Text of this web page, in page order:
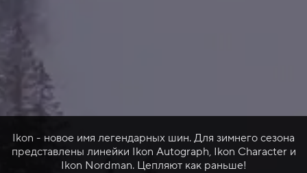
Ikon - новое имя легендарных шин. Для зимнего сезона
представлены линейки Ikon Autograph, Ikon Character и
Ikon Nordman. Цепляют как раньше!